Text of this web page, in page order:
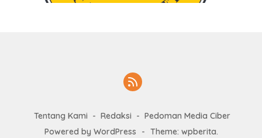
Tentang Kami Redaksi
Pedoman Media Ciber
Powered by WordPress
- Theme: wpberita.